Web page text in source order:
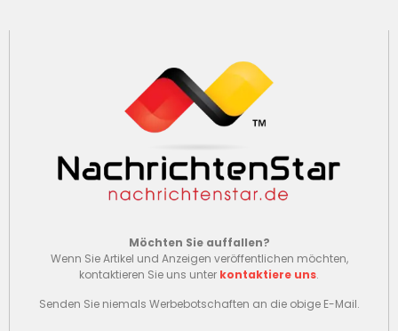
Möchten Sie auffallen?
Wenn Sie Artikel und Anzeigen veröffentlichen möchten,
kontaktieren Sie uns unter kontaktiere uns.
Senden Sie niemals Werbebotschaften an die obige E-Mail.